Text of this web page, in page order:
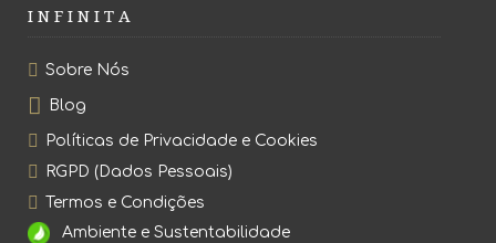
I N F I N I T A
Sobre Nós
Blog
Políticas de Privacidade e Cookies
RGPD (Dados Pessoais)
Termos e Condições
Ambiente e Sustentabilidade